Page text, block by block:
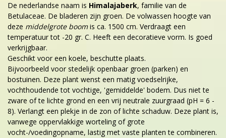
De nederlandse naam is Himalajaberk, familie van de
Betulaceae. De bladeren zijn groen. De volwassen hoogte van
deze middelgrote boomis ca. 1500 cm. Verdraagt een
temperatuur tot -20 gr. C. Heeft een decoratieve vorm. Is goed
verkrijgbaar.
Geschikt voor een koele, beschutte plaats.
Bijvoorbeeld voor stedelijk openbaar groen (parken) en
bostuinen. Deze plant wenst een matig voedselrijke,
vochthoudende tot vochtige, 'gemiddelde' bodem. Dus niet te
zware of te lichte grond en een vrij neutrale zuurgraad (pH = 6 -
8). Verlangt een plekje in de zon of lichte schaduw. Deze plant is,
vanwege oppervlakkige worteling of grote
vocht-/voedingopname, lastig met vaste planten te combineren.